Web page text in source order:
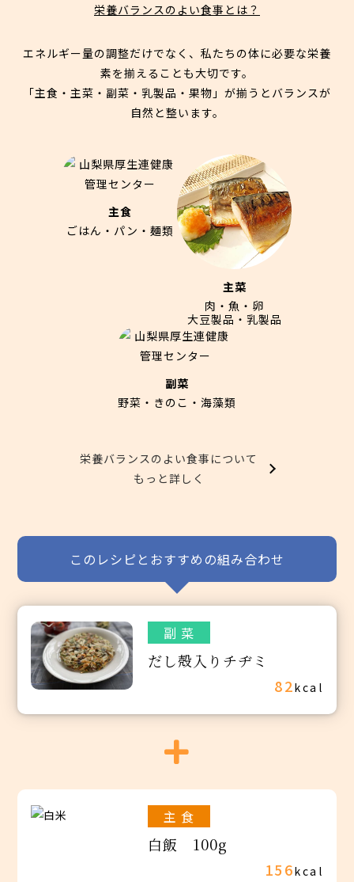
栄養バランスのよい食事とは？
エネルギー量の調整だけでなく、私たちの体に必要な栄養
素を揃えることも大切です。
「主食・主菜・副菜・乳製品・果物」が揃うとバランスが
自然と整います。
主食
ごはん・パン・麺類
主菜
肉・魚・卵
大豆製品・乳製品
副菜
野菜・きのこ・海藻類
栄養バランスのよい食事について
もっと詳しく
このレシピとおすすめの組み合わせ
副 菜
だし殻入りチヂミ
82kcal
主 食
白飯 100g
156kcal